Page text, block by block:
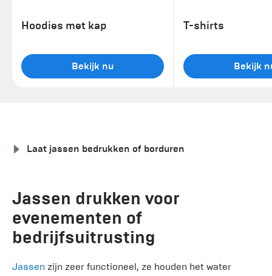
Hoodies met kap
Bekijk nu
T-shirts
Bekijk
Laat jassen bedrukken of borduren
Jassen drukken voor
evenementen of
bedrijfsuitrusting
Jassen zijn zeer functioneel, ze houden het water